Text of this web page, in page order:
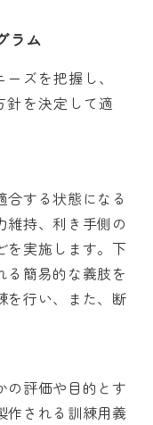
ラム
ズを把握し、
針を決定して適
する状態になる
維持、利き手側の
を実施します。下
る簡易的な義肢を
を行い、また、断
の評価や目的とす
作される訓練用義